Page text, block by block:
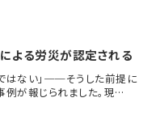
よる労災が認定される
はない」──そうした前提に
例が報じられました。現…